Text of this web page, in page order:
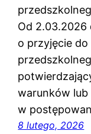
Od 2.03.2026
o przyjęcie do
warunków
w
8 lutego, 2026